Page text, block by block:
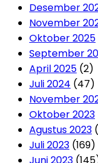
Desember
November
Oktober 2025
September
April 2025 (2)
Juli 2024 (47)
November
Oktober 2023
Agustus 2023
Juli 2023 (169)